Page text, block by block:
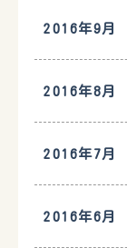
2016年9月
2016年8月
2016年7月
2016年6月